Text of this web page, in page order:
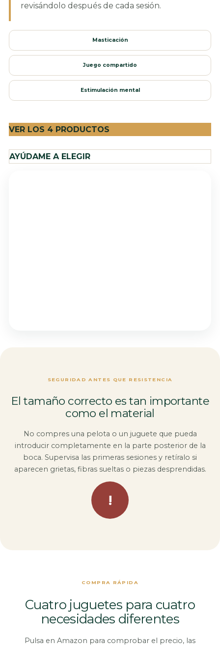
revisándolo después de cada sesión.
Masticación
Juego compartido
Estimulación mental
VER LOS 4 PRODUCTOS
AYÚDAME A ELEGIR
SEGURIDAD ANTES QUE RESISTENCIA
El tamaño correcto es tan importante
como el material
No compres una pelota o un juguete que pueda
introducir completamente en la parte posterior de la
boca. Supervisa las primeras sesiones y retíralo si
aparecen grietas, fibras sueltas o piezas desprendidas.
!
COMPRA RÁPIDA
Cuatro juguetes para cuatro
necesidades diferentes
Pulsa en Amazon para comprobar el precio, las